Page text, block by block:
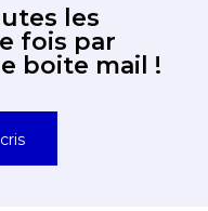
boite mail !